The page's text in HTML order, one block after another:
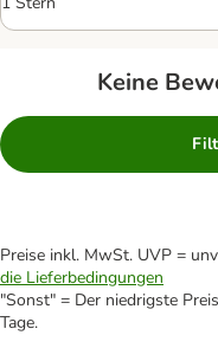
Keine
Preise inkl. MwSt. UVP =
die Lieferbedingungen
"Sonst" = Der niedrigste
Tage.